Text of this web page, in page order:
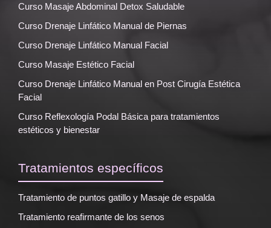
Curso Masaje Abdominal Detox Saludable
Curso Drenaje Linfático Manual de Piernas
Curso Drenaje Linfático Manual Facial
Curso Masaje Estético Facial
Curso Drenaje Linfático Manual en Post Cirugía Estética
Facial
Curso Reflexología Podal Básica para tratamientos
estéticos y bienestar
Tratamientos específicos
Tratamiento de puntos gatillo y Masaje de espalda
Tratamiento reafirmante de los senos